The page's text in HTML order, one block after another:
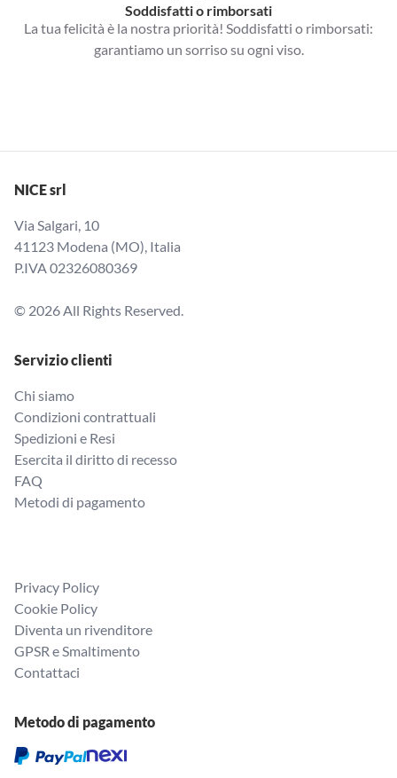
Soddisfatti o rimborsati
La tua felicità è la nostra priorità! Soddisfatti o rimborsati:
garantiamo un sorriso su ogni viso.
NICE srl
Via Salgari, 10
41123 Modena (MO), Italia
P.IVA 02326080369
© 2026 All Rights Reserved.
Servizio clienti
Chi siamo
Condizioni contrattuali
Spedizioni e Resi
Esercita il diritto di recesso
FAQ
Metodi di pagamento
Privacy Policy
Cookie Policy
Diventa un rivenditore
GPSR e Smaltimento
Contattaci
Metodo di pagamento